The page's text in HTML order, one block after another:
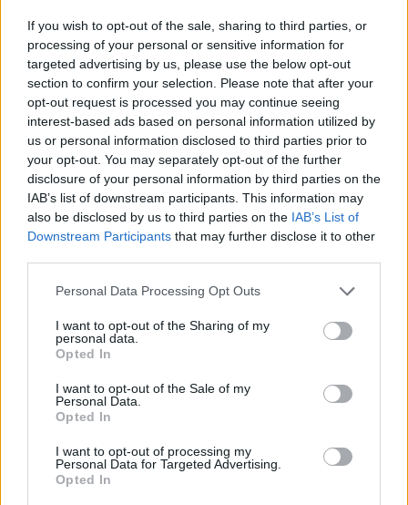
If you wish to opt-out of the sale, sharing to third parties, or
processing of your personal or sensitive information for
targeted advertising by us, please use the below opt-out
section to confirm your selection. Please note that after your
opt-out request is processed you may continue seeing
interest-based ads based on personal information utilized by
us or personal information disclosed to third parties prior to
your opt-out. You may separately opt-out of the further
disclosure of your personal information by third parties on the
IAB’s list of downstream participants. This information may
also be disclosed by us to third parties on the IAB’s List of
Downstream Participants that may further disclose it to other
Personal Data Processing Opt Outs
I want to opt-out of the Sharing of my
personal data.
Opted In
I want to opt-out of the Sale of my
Personal Data.
Opted In
I want to opt-out of processing my
Personal Data for Targeted Advertising.
Opted In
χρονοδιάγραμμα, διαφάνεια, λογοδοσία και
ουσιαστική πολιτική δέσμευση από την
Κυβέρνηση και τα αρμόδια Υπουργεία.
Ο Οδοντωτός δεν είναι «κόστος» για να
εγκαταλειφθεί – Είναι ιστορία, ζωή και δικαίωμα
των τοπικών κοινωνιών και κανείς δεν έχει το
δικαίωμα να τον οδηγήσει στην απαξίωση!
Ακολουθήστε τοnotospress.grστο Google News και
ΟΔΟΝΤΩΤΟΣ